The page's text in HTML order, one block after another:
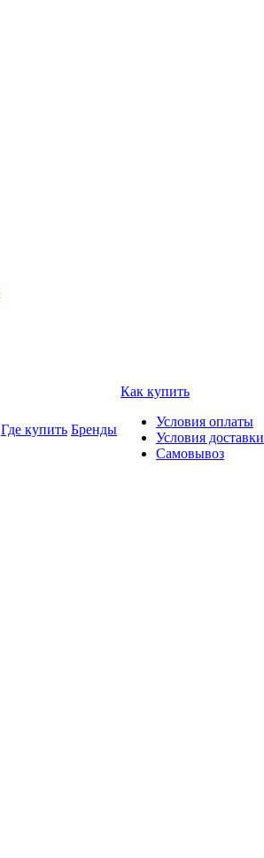
Где купить Бренды
Как купить
Условия оплаты
Условия доставки
Самовывоз